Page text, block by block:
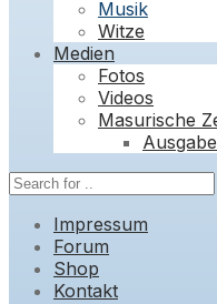
Musik
Witze
Medien
Fotos
Videos
Masurische
Impressum
Forum
Shop
Kontakt